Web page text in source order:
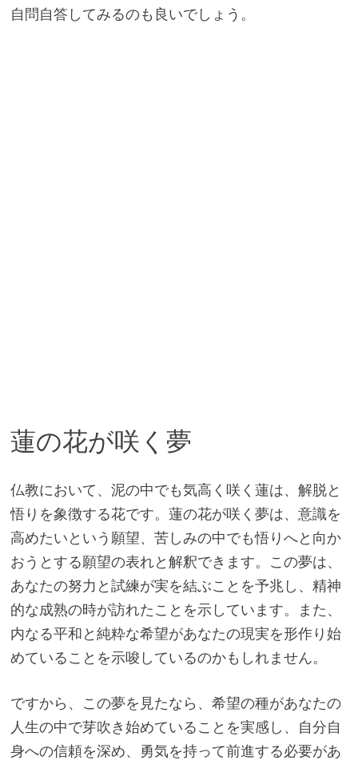
自問自答してみるのも良いでしょう。
蓮の花が咲く夢
仏教において、泥の中でも気高く咲く蓮は、解脱と
悟りを象徴する花です。蓮の花が咲く夢は、意識を
高めたいという願望、苦しみの中でも悟りへと向か
おうとする願望の表れと解釈できます。この夢は、
あなたの努力と試練が実を結ぶことを予兆し、精神
的な成熟の時が訪れたことを示しています。また、
内なる平和と純粋な希望があなたの現実を形作り始
めていることを示唆しているのかもしれません。
ですから、この夢を見たなら、希望の種があなたの
人生の中で芽吹き始めていることを実感し、自分自
身への信頼を深め、勇気を持って前進する必要があ